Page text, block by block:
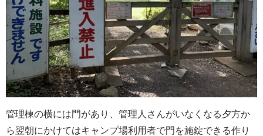
管理棟の横には門があり、管理人さんがいなくなる夕方か
ら翌朝にかけてはキャンプ場利用者で門を施錠できる作り